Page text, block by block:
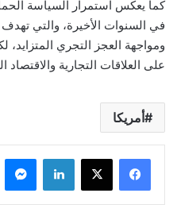
كما يعكس استمرار السياسة
في السنوات الأخيرة، والتي
ومواجهة العجز التجري
على العلاقات التجارية والاقتصاد
أمريكا
لينكدإن